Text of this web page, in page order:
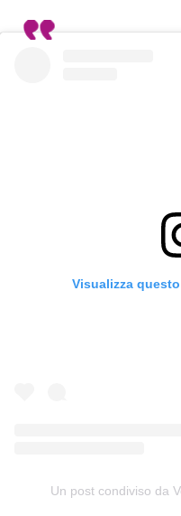
Visualizza
Un post condiviso da